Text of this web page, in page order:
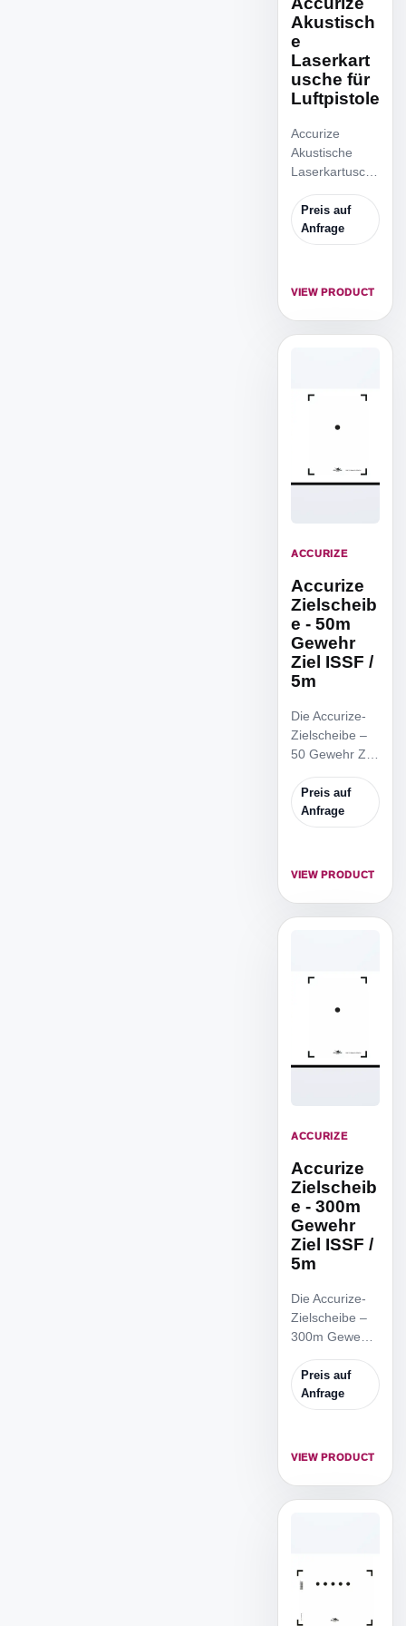
Akustisch
e
Laserkart
usche für
Luftpistole
Accurize
Akustische
Laserkartusche
Der Adapter
passt für.177
Luftpistole/Luft
Preis auf
Anfrage
VIEW PRODUCT
ACCURIZE
Accurize
Zielscheib
e - 50m
Gewehr
Ziel ISSF /
5m
Die Accurize-
Zielscheibe –
50 Gewehr Ziel
die reduzierte
ISSF
Zielscheibe,
Kleinkaliberge
Distanz zu
Preis auf
Anfrage
VIEW PRODUCT
ACCURIZE
Accurize
Zielscheib
e - 300m
Gewehr
Ziel ISSF /
5m
Die Accurize-
Zielscheibe –
300m Gewehr
ist die
reduzierte
ISSF
um von 5m
trainieren.
Preis auf
Anfrage
VIEW PRODUCT